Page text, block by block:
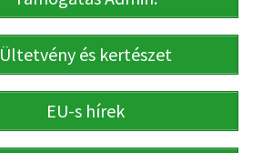
Ültetvény és kertészet
EU-s hírek